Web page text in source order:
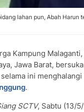
lahan pun, Abah Harun
Kampung
Jawa Barat,
ini
.
SCTV, Sabtu (13/